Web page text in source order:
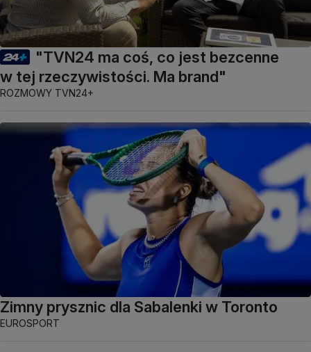
"TVN24 ma coś, co jest bezcenne
w tej rzeczywistości. Ma brand"
ROZMOWY TVN24+
Zimny prysznic dla Sabalenki w Toronto
EUROSPORT